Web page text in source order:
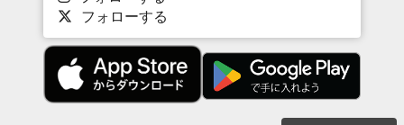
フォローする